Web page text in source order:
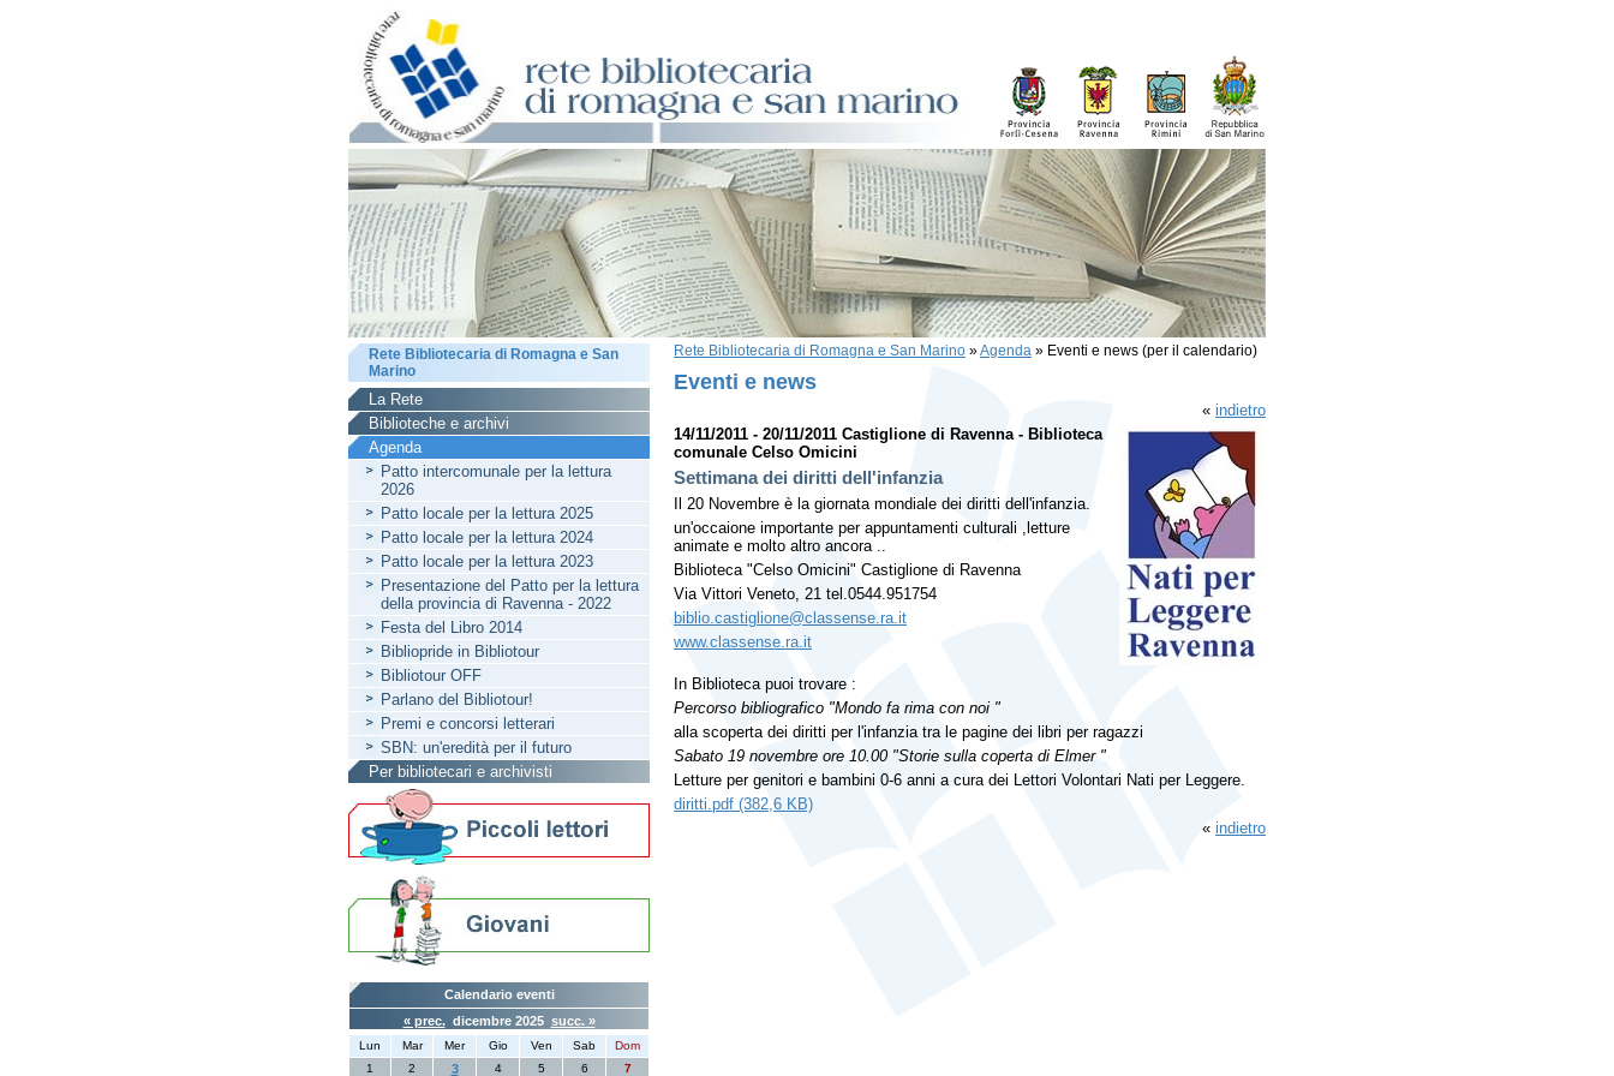
Rete Bibliotecaria di Romagna e San Marino »Agenda » Eventi e news (per il calendario)
Eventi e news
« indietro
14/11/2011 - 20/11/2011 Castiglione di Ravenna - Biblioteca
comunale Celso Omicini
Settimana dei diritti dell'infanzia
Il 20 Novembre è la giornata mondiale dei diritti dell'infanzia.
un'occaione importante per appuntamenti culturali ,letture
animate e molto altro ancora ..
Biblioteca "Celso Omicini" Castiglione di Ravenna
Via Vittori Veneto, 21 tel.0544.951754
biblio.castiglione@classense.ra.it
www.classense.ra.it
In Biblioteca puoi trovare :
Percorso bibliografico "Mondo fa rima con noi "
alla scoperta dei diritti per l'infanzia tra le pagine dei libri per ragazzi
Sabato 19 novembre ore 10.00 "Storie sulla coperta di Elmer "
Letture per genitori e bambini 0-6 anni a cura dei Lettori Volontari Nati per Leggere.
diritti.pdf (382,6 KB)
« indietro
Rete Bibliotecaria di Romagna e San
Marino
La Rete
Biblioteche e archivi
Agenda
Patto intercomunale per la lettura
2026
Patto locale per la lettura 2025
Patto locale per la lettura 2024
Patto locale per la lettura 2023
Presentazione del Patto per la lettura
della provincia di Ravenna - 2022
Festa del Libro 2014
Bibliopride in Bibliotour
Bibliotour OFF
Parlano del Bibliotour!
Premi e concorsi letterari
SBN: un'eredità per il futuro
Per bibliotecari e archivisti
Calendario eventi
« prec.dicembre 2025 succ. »
Lun Mar Mer Gio Ven Sab
Dom
1
2 3 4 5 6 7